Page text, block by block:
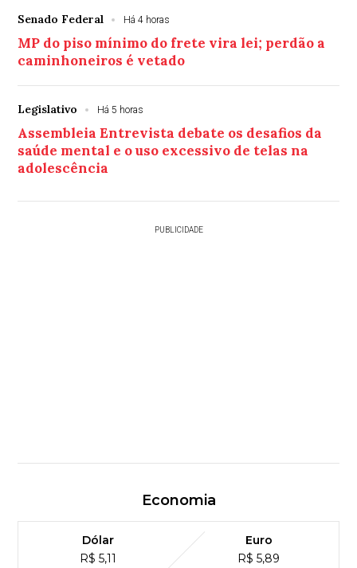
Senado Federal Há 4 horas
MP do piso mínimo do frete vira lei; perdão a
caminhoneiros é vetado
Legislativo Há 5 horas
Assembleia Entrevista debate os desafios da
saúde mental e o uso excessivo de telas na
adolescência
PUBLICIDADE
Economia
Dólar
R$ 5,11
Euro
R$ 5,89